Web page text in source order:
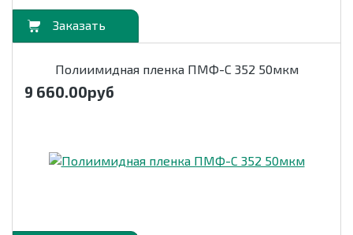
Полиимидная пленка ПМФ-С 352 50мкм
9 660.00руб